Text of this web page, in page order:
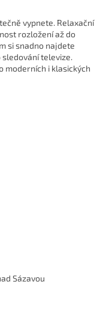
vypnete. Relaxační
rozložení až do
si snadno najdete
televize.
moderních i klasických
Sázavou